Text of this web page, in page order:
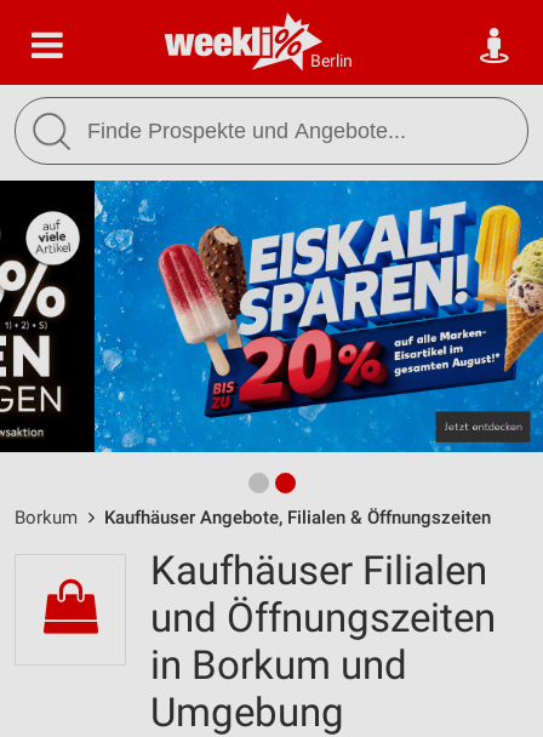
Berlin
Borkum Kaufhäuser Angebote, Filialen & Öffnungszeiten
Kaufhäuser Filialen
und Öffnungszeiten
in Borkum und
Umgebung